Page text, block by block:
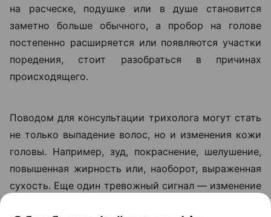
на расческе, подушке или в душе становится
заметно больше обычного, а пробор на голове
постепенно расширяется или появляются участки
поредения, стоит разобраться в причинах
происходящего.